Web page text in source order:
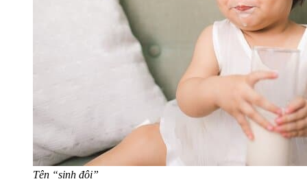
Tên “sinh đôi”